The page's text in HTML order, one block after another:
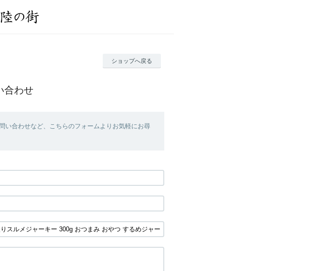
ショップへ戻る
合わせ
い合わせなど、こちらのフォームよりお気軽にお尋